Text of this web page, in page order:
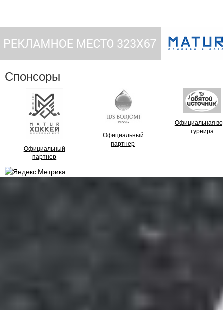
Спонсоры
Официальный
партнер
Официальный
партнер
Официальная
турнира